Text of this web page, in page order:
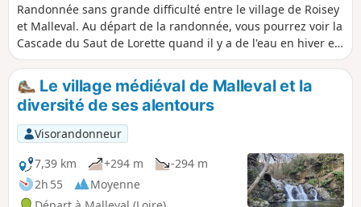
Randonnée sans grande difficulté entre le village de Roisey
et Malleval. Au départ de la randonnée, vous pourrez voir la
Cascade du Saut de Lorette quand il y a de l'eau en hiver et,
au retour, avant d'arriver à Malleval, vous passerez en sous-
bois, le long du Ruisseau de l’Épervier qui vous apportera
une agréable fraîcheur si vous faîtes cette randonnée en
été. ⚠️ Passage interdit le long du Ruisseau de l'Épervier
depuis le hameau Le Pont Jacquet (9) par arrêté municipal
suite à des éboulements après une crue importante.
Signalement le 31 juillet 2025.
Le village médiéval de Malleval et la
diversité de ses alentours
Visorandonneur
7,39 km
+294 m
-294 m
2h 55
Moyenne